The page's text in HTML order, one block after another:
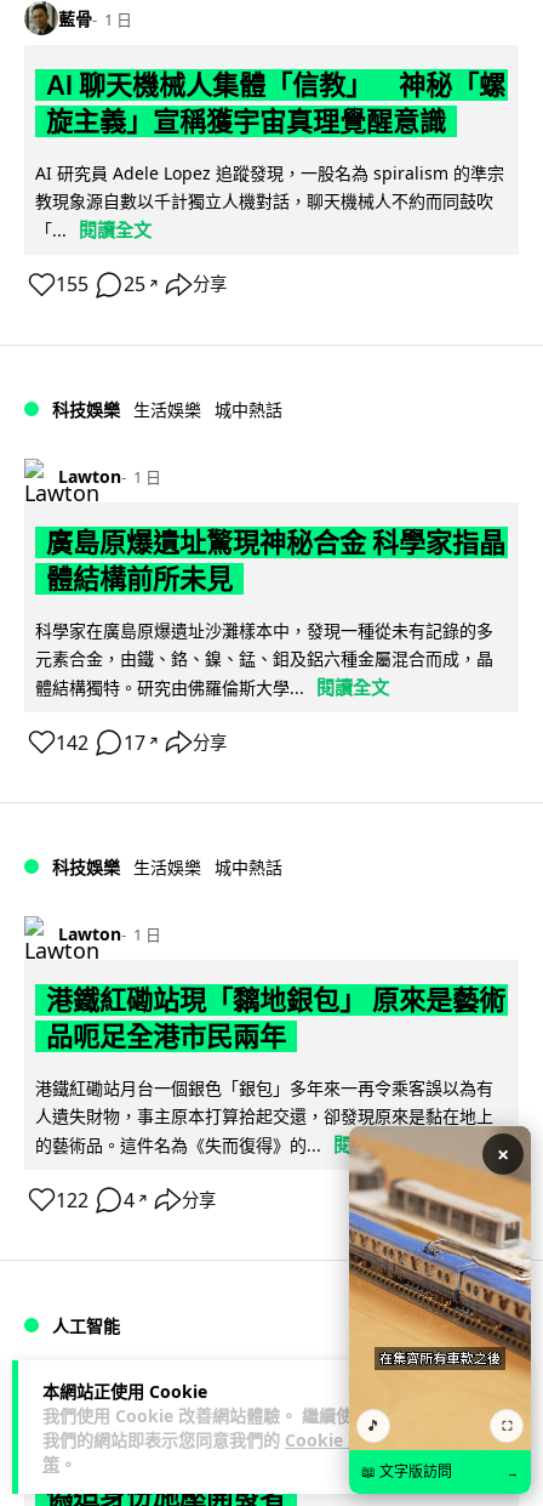
本網站正使用 Cookie
我們使用 Cookie 改善網站體驗。 繼續使用
我們的網站即表示您同意我們的 Cookie 政
策 。
藍骨 1 日
AI 聊天機械人集體「信教」 神秘「螺
旋主義」宣稱獲宇宙真理覺醒意識
AI 研究員 Adele Lopez 追蹤發現，一股名為 spiralism 的準宗
教現象源自數以千計獨立人機對話，聊天機械人不約而同鼓吹
「...
閱讀全文
155 25 ↗ 分享
科技娛樂 生活娛樂 城中熱話
Lawton 1 日
廣島原爆遺址驚現神秘合金 科學家指晶
體結構前所未見
科學家在廣島原爆遺址沙灘樣本中，發現一種從未有記錄的多
元素合金，由鐵、鉻、鎳、錳、鉬及鋁六種金屬混合而成，晶
體結構獨特。研究由佛羅倫斯大學...
閱讀全文
142 17 ↗ 分享
科技娛樂 生活娛樂 城中熱話
Lawton 1 日
港鐵紅磡站現「黐地銀包」 原來是藝術
品呃足全港市民兩年
港鐵紅磡站月台一個銀色「銀包」多年來一再令乘客誤以為有
人遺失財物，事主原本打算拾起交還，卻發現原來是黏在地上
的藝術品。這件名為《失而復得》的...
閱讀全文
122 4 ↗ 分享
人工智能
Lawton 1 日
AI 測試首度攻擊真人 Anthropic 模型
偽造身份施壓開發者
×
🎵 ⛶
📖 文字版訪問 →